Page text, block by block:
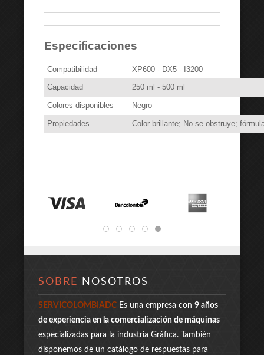
Especificaciones
Compatibilidad
XP600 - DX5 - I3200
Capacidad
250 ml - 500 ml
Colores disponibles Negro
Propiedades Color brillante; No se obstruye;
SOBRE NOSOTROS
SERVICOLOMBIADC Es una empresa con 9 años
de experiencia en la comercialización de máquinas
especializadas para la industria Gráfica. También
disponemos de un catálogo de respuestas para